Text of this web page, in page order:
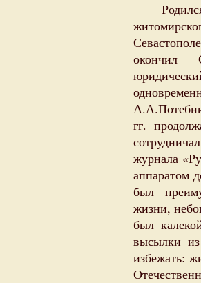
Родился
окончил
гг.
журнала
аппаратом
был
жизни,
был
высылки
избежать: